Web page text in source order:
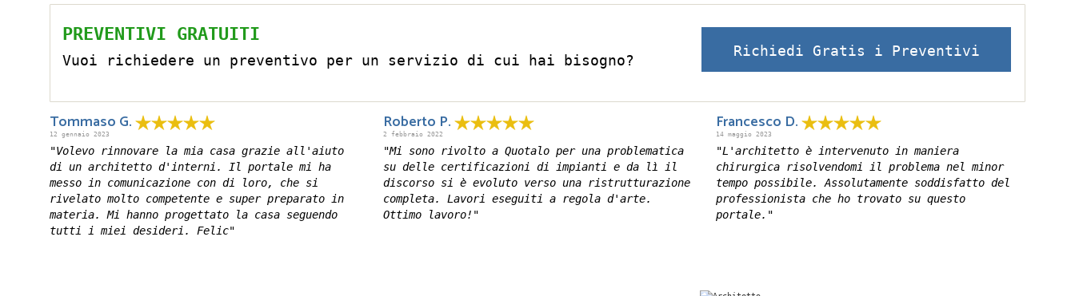
PREVENTIVI GRATUITI
Vuoi richiedere un preventivo per un servizio di cui hai bisogno?
Richiedi Gratis i Preventivi
Tommaso G.
12 gennaio 2023
"Volevo rinnovare la mia casa grazie all'aiuto
di un architetto d'interni. Il portale mi ha
messo in comunicazione con di loro, che si
rivelato molto competente e super preparato in
materia. Mi hanno progettato la casa seguendo
tutti i miei desideri. Felic"
Roberto P.
2 febbraio 2022
"Mi sono rivolto a Quotalo per una problematica
su delle certificazioni di impianti e da lì il
discorso si è evoluto verso una ristrutturazione
completa. Lavori eseguiti a regola d'arte.
Ottimo lavoro!"
Francesco D.
14 maggio 2023
"L'architetto è intervenuto in maniera
chirurgica risolvendomi il problema nel minor
tempo possibile. Assolutamente soddisfatto del
professionista che ho trovato su questo
portale."